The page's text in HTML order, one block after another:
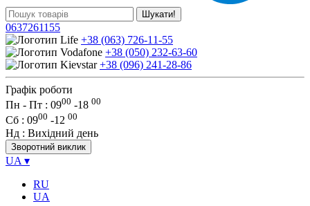
Шукати!
0637261155
+38 (063) 726-11-55
+38 (050) 232-63-60
+38 (096) 241-28-86
Графік роботи
Пн - Пт : 0900 -18 00
Сб : 0900 -12 00
Нд : Вихідний день
Зворотний виклик
UA ▾
RU
UA